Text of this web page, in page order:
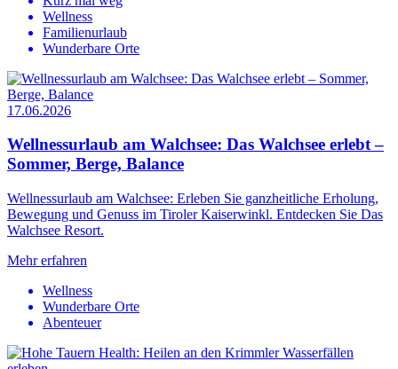
Wellness
Familienurlaub
Wunderbare Orte
17.06.2026
Wellnessurlaub am Walchsee: Das Walchsee erlebt –
Sommer, Berge, Balance
Wellnessurlaub am Walchsee: Erleben Sie ganzheitliche Erholung,
Bewegung und Genuss im Tiroler Kaiserwinkl. Entdecken Sie Das
Walchsee Resort.
Mehr erfahren
Wellness
Wunderbare Orte
Abenteuer